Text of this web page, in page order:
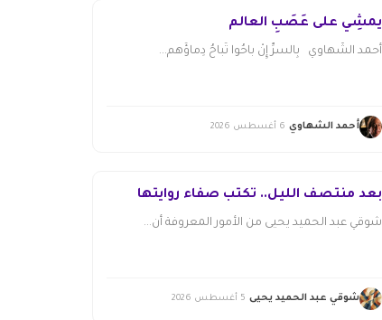
يمشِي على عَصَبِ العالم
أحمد الشَّهاوي بِالسرِّ إِنْ باحُوا تُباحُ دِماؤُهم...
أحمد الشهاوي 6 أغسطس 2026
بعد منتصف الليل.. تكتب صفاء روايتها
شوقي عبد الحميد يحيى من الأمور المعروفة أن...
شوقي عبد الحميد يحيى 5 أغسطس 2026